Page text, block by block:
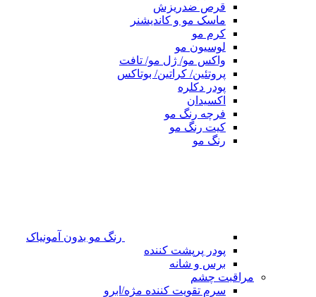
قرص ضدریزش
ماسک مو و کاندیشنر
کرم مو
لوسیون مو
واکس مو/ ژل مو/ تافت
پروتئین/ کراتین/ بوتاکس
پودر دکلره
اکسیدان
فرچه رنگ مو
کیت رنگ مو
رنگ مو
رنگ مو بدون آمونیاک
پودر پرپشت کننده
برس و شانه
مراقبت چشم
سرم تقویت کننده مژه/ابرو